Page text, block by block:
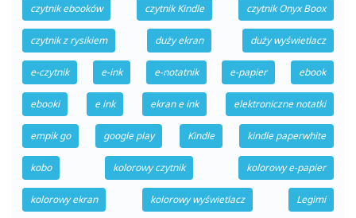
czytnik ebooków czytnik Kindle czytnik Onyx Boox
czytnik z rysikiem duży ekran duży wyświetlacz
e-czytnik e-ink e-notatnik e-papier ebook
ebooki e ink ekran e ink elektroniczne notatki
empik go google play Kindle kindle paperwhite
kobo kolorowy czytnik kolorowy e-papier
kolorowy ekran kolorowy wyświetlacz Legimi